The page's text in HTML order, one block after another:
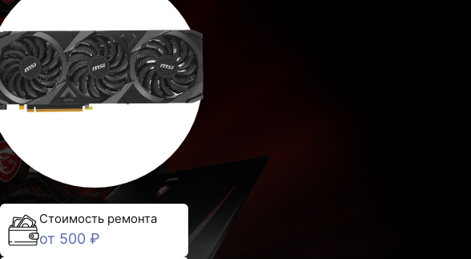
Стоимость ремонта
от 500 ₽